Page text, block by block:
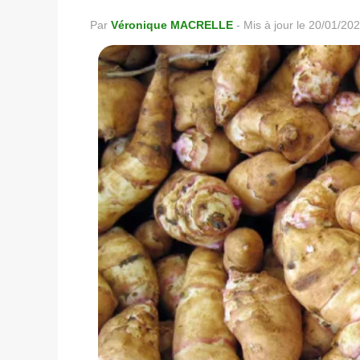
Par Véronique MACRELLE - Mis à jour le 20/01/